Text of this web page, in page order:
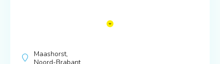
Maashorst,
Noord-Brabant